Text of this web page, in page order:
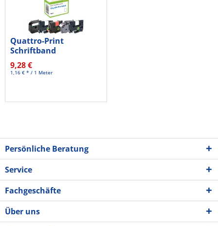
Quattro-Print
Schriftband
KREBTZE531 TZE531...
9,28 €
1,16 € * / 1 Meter
Persönliche Beratung
Service
Fachgeschäfte
Über uns